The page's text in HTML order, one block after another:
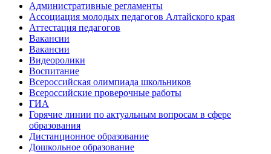
Административные регламенты
Ассоциация молодых педагогов Алтайского края
Аттестация педагогов
Вакансии
Вакансии
Видеоролики
Воспитание
Всероссийская олимпиада школьников
Всероссийские проверочные работы
ГИА
Горячие линии по актуальным вопросам в сфере
образования
Дистанционное образование
Дошкольное образование